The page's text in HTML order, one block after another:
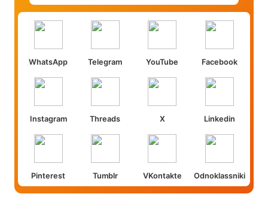
WhatsApp Telegram YouTube Facebook
Instagram Threads X Linkedin
Pinterest Tumblr VKontakte Odnoklassniki